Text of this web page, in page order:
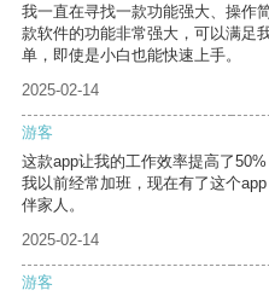
我一直在寻找一款功能强大、操作
款软件的功能非常强大，可以满足
单，即使是小白也能快速上手。
2025-02-14
游客
这款app让我的工作效率提高了
我以前经常加班，现在有了这个
伴家人。
2025-02-14
游客